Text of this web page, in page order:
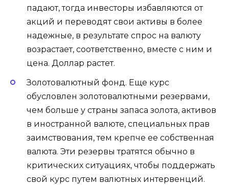
падают, тогда инвесторы избавляются от
акций и переводят свои активы в более
надежные, в результате спрос на валюту
возрастает, соответственно, вместе с ним и
цена. Доллар растет.
Золотовалютный фонд. Еще курс
обусловлен золотовалютными резервами,
чем больше у страны запаса золота, активов
в иностранной валюте, специальных прав
заимствования, тем крепче ее собственная
валюта. Эти резервы тратятся обычно в
критических ситуациях, чтобы поддержать
свой курс путем валютных интервенций.